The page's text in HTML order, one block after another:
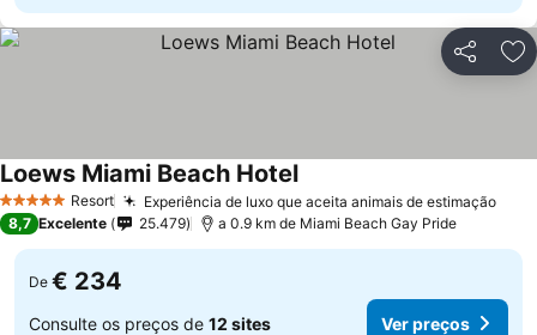
Partilhar
5 Estrelas Resort Experiência de luxo que aceita animais de estimaçãoVer
Loews Miami Beach HotelVer preços
8,7 Excelente 25.479 a 0.9 km de Miami Beach Gay Pride
De € 234
Consulte os preços de 12 sites Ver preços